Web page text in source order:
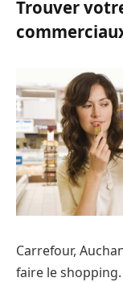
Trouver
Carrefour,
faire le